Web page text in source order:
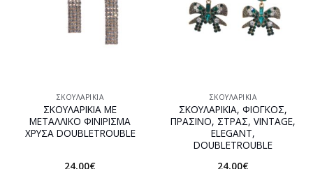
ΣΚΟΥΛΑΡΊΚΙΑ
ΣΚΟΥΛΑΡΙΚΙΑ ΜΕ
ΜΕΤΑΛΛΙΚΟ ΦΙΝΙΡΙΣΜΑ
ΧΡΥΣΑ DOUBLETROUBLE
24,00€
ΣΚΟΥΛΑΡΊΚΙΑ
ΣΚΟΥΛΑΡΙΚΙΑ, ΦΙΟΓΚΟΣ,
ΠΡΑΣΙΝΟ, ΣΤΡΑΣ, VINTAGE,
ELEGANT,
DOUBLETROUBLE
24,00€